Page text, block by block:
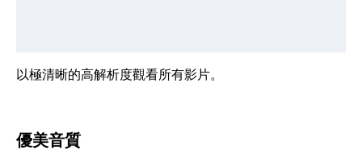
以極清晰的高解析度觀看所有影片。
優美音質